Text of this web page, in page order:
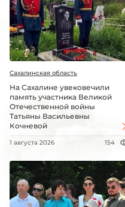
Сахалинская область
На Сахалине увековечили
память участника Великой
Отечественной войны
Татьяны Васильевны
Кочневой
1 августа 2026 154